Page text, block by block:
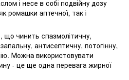
і несе в собі подвійну дозу
ромашки аптечної, так і
що чинить спазмолітичну,
антисептичну, потогінну,
Можна використовувати
- це ще одна перевага жирної